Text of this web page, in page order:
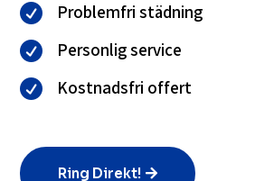
 Problemfri städning
 Personlig service
 Kostnadsfri offert
Ring Direkt!